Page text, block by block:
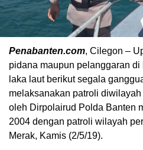
Penabanten.com, Cilegon –
pidana maupun pelanggaran
laka laut berikut segala
melaksanakan patroli
oleh Dirpolairud Polda Banten
2004 dengan patroli wilayah
Merak, Kamis (2/5/19).